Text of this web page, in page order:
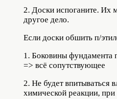
2. Доски испоганите. Их
другое дело.
Если доски обшить п/
1. Боковины фундамента
=> всё сопутствующее
2. Не будет впитываться
химической реакции, при